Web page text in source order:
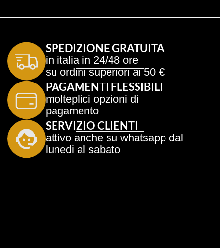
SPEDIZIONE GRATUITA
in italia in 24/48 ore
su ordini superiori ai 50 €
PAGAMENTI FLESSIBILI
molteplici opzioni di
pagamento
SERVIZIO CLIENTI
attivo anche su whatsapp dal
lunedi al sabato